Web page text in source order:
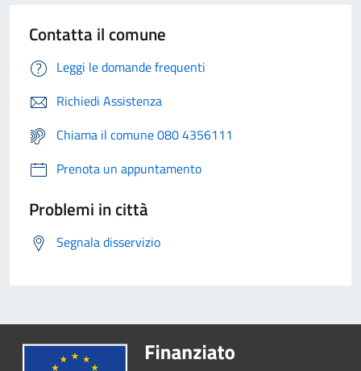
Contatta il comune
Leggi le domande frequenti
Richiedi Assistenza
Chiama il comune 080 4356111
Prenota un appuntamento
Problemi in città
Segnala disservizio